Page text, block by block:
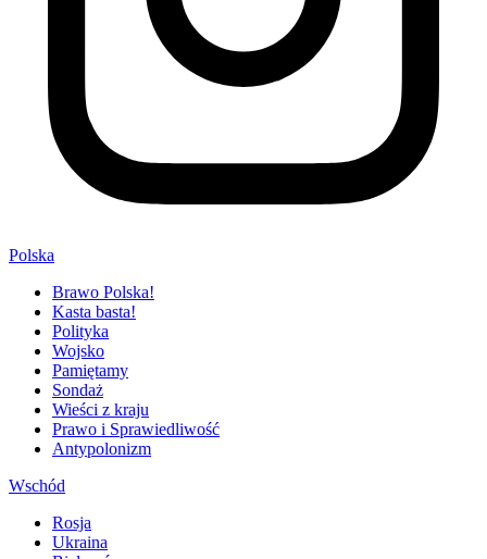
Polska
Brawo Polska!
Kasta basta!
Polityka
Wojsko
Pamiętamy
Sondaż
Wieści z kraju
Prawo i Sprawiedliwość
Antypolonizm
Wschód
Rosja
Ukraina